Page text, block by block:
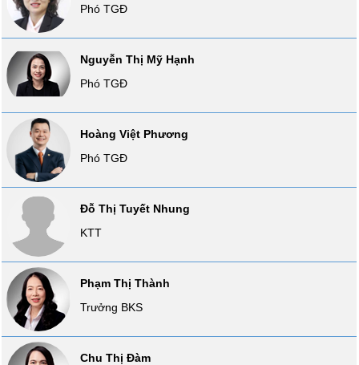
Phó TGĐ
Nguyễn Thị Mỹ Hạnh
Phó TGĐ
Hoàng Việt Phương
Phó TGĐ
Đỗ Thị Tuyết Nhung
KTT
Phạm Thị Thành
Trưởng BKS
Chu Thị Đàm
SÓC
SỨC
TÀI
CHÍNH
CÔNG
NGHỆ
THÔNG
TIN
DỊCH